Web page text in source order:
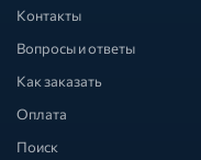
Контакты
Вопросы и ответы
Как заказать
Оплата
Поиск